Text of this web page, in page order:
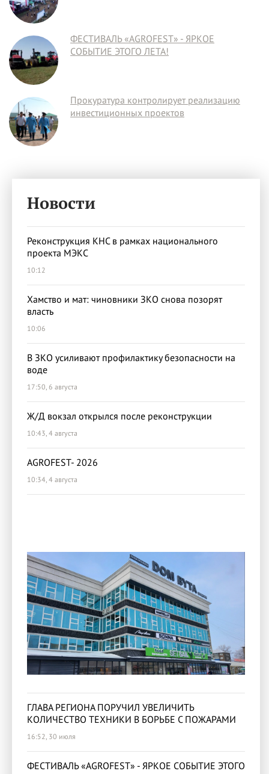
ФЕСТИВАЛЬ «AGROFEST» - ЯРКОЕ
СОБЫТИЕ ЭТОГО ЛЕТА!
Прокуратура контролирует реализацию
инвестиционных проектов
Новости
Реконструкция КНС в рамках национального
проекта МЭКС
10:12
Хамство и мат: чиновники ЗКО снова позорят
власть
10:06
В ЗКО усиливают профилактику безопасности на
воде
17:50, 6 августа
Ж/Д вокзал открылся после реконструкции
10:43, 4 августа
AGROFEST- 2026
10:34, 4 августа
ГЛАВА РЕГИОНА ПОРУЧИЛ УВЕЛИЧИТЬ
КОЛИЧЕСТВО ТЕХНИКИ В БОРЬБЕ С ПОЖАРАМИ
16:52, 30 июля
ФЕСТИВАЛЬ «AGROFEST» - ЯРКОЕ СОБЫТИЕ ЭТОГО